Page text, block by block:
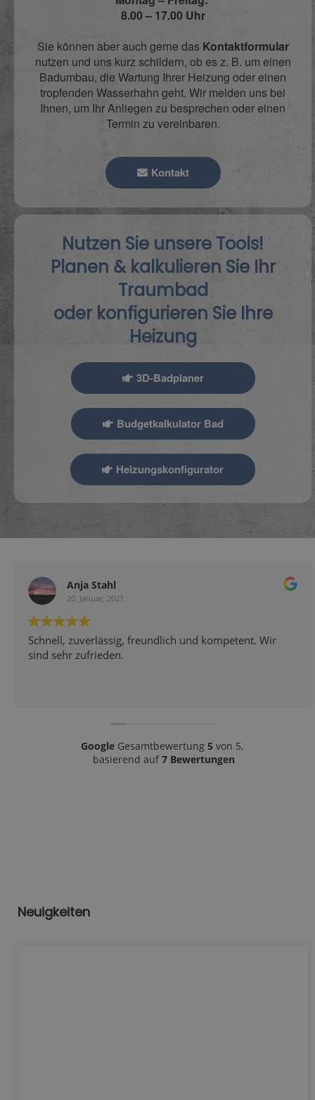
8.00 – 17.00 Uhr
Sie können aber auch gerne das Kontaktformular
nutzen und uns kurz schildern, ob es z. B. um einen
Badumbau, die Wartung Ihrer Heizung oder einen
tropfenden Wasserhahn geht. Wir melden uns bei
Ihnen, um Ihr Anliegen zu besprechen oder einen
Termin zu vereinbaren.
Kontakt
Nutzen Sie unsere Tools!
Planen & kalkulieren Sie Ihr
Traumbad
oder konfigurieren Sie Ihre
Heizung
3D-Badplaner
Budgetkalkulator Bad
Heizungskonfigurator
Michael 74193
31. August, 2020.
Sind sehr zufrieden mit der Leistung und dem
Preis...Vielen lieben Dank
Google Gesamtbewertung 5 von 5,
basierend auf 7 Bewertungen
Neuigkeiten